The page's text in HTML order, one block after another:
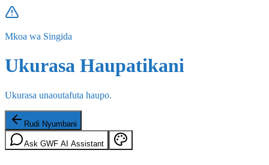
Mkoa wa Singida
Ukurasa Haupatikani
Ukurasa unaoutafuta haupo.
Rudi Nyumbani
Ask GWF AI Assistant